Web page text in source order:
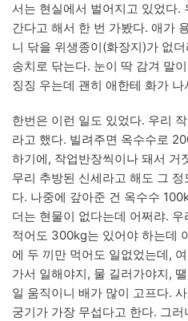
서는 현실에서 벌어지고 있었다.
간다고 해서 한 번 가봤다. 애가
니 닦을 위생종이(화장지)가 없
송치로 닦는다. 눈이 딱 감겨 말
징징 우는데 괜히 애한테 화가
한번은 이런 일도 있었다. 우리
라고 했다. 빌려주면 옥수수로
하기에, 작업반장씩이나 돼서 거
무리 추방된 신세라고 해도 그
다. 나중에 갚아준 건 옥수수
더는 현물이 없다는데 어쩌랴.
적어도 300kg는 있어야 하는데
에 두 끼만 먹어도 일없었는데,
가서 일해야지, 물 길러가야지,
일 움직이니 배가 많이 고프다.
궁기가 가장 무섭다고 한다. 그